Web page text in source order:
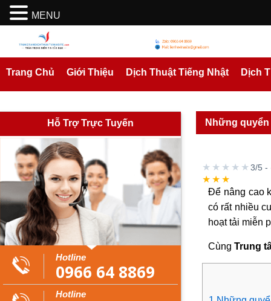
Trang Chủ Giới Thiệu Dịch Thuật Tiếng Nhật Dịch
Những
★★★★★
★★★★★
3/5 -
Để nâng cao
có rất nhiều
hoạt tải miễn
Cùng Trung
Hỗ Trợ Trực Tuyến
Hotline
0966 64 8869
Hotline
MENU